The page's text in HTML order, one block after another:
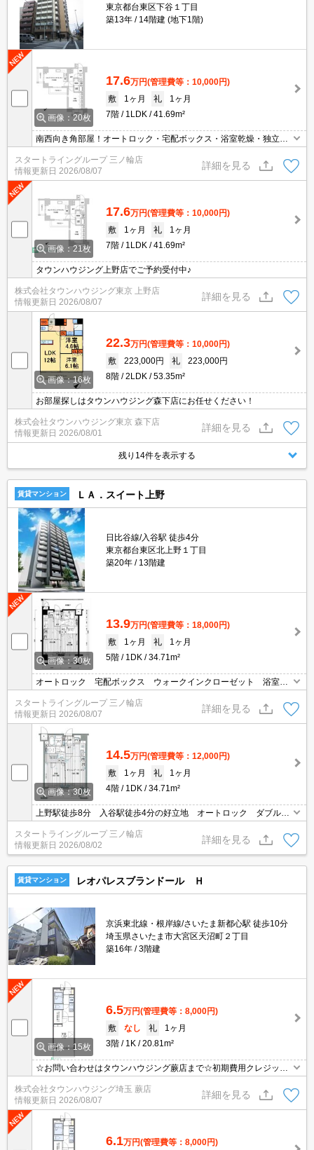
東京都台東区下谷１丁目
築13年
14階建 (地下1階)
画像：20枚
17.6万円(管理費等：10,000円)
敷
1ヶ月 礼
1ヶ月
7階
1LDK 41.69m²
南西向き角部屋！オートロック・宅配ボックス・浴室乾燥・独立洗
面台・3口コンロ・エアコン・追い焚き付き
スタートライングループ 三ノ輪店
情報更新日 2026/08/07
詳細を見る
画像：21枚
17.6万円(管理費等：10,000円)
敷
1ヶ月 礼
1ヶ月
7階
1LDK 41.69m²
タウンハウジング上野店でご予約受付中♪
株式会社タウンハウジング東京 上野店
情報更新日 2026/08/07
詳細を見る
画像：16枚
22.3万円(管理費等：10,000円)
敷
223,000円 礼
223,000円
8階
2LDK 53.35m²
お部屋探しはタウンハウジング森下店にお任せください！
株式会社タウンハウジング東京 森下店
情報更新日 2026/08/01
詳細を見る
残り14件を表示する
賃貸マンション ＬＡ．スイート上野
日比谷線/入谷駅 徒歩4分
東京都台東区北上野１丁目
築20年
13階建
画像：30枚
13.9万円(管理費等：18,000円)
敷
1ヶ月 礼
1ヶ月
5階
1DK 34.71m²
オートロック 宅配ボックス ウォークインクローゼット 浴室乾
燥機 独立洗面台 入谷駅徒歩4分
スタートライングループ 三ノ輪店
情報更新日 2026/08/07
詳細を見る
画像：30枚
14.5万円(管理費等：12,000円)
敷
1ヶ月 礼
1ヶ月
4階
1DK 34.71m²
上野駅徒歩8分 入谷駅徒歩4分の好立地 オートロック ダブルロ
ック 浴室乾燥機付 温水洗浄便座
スタートライングループ 三ノ輪店
情報更新日 2026/08/02
詳細を見る
賃貸マンション レオパレスブランドール Ｈ
京浜東北線・根岸線/さいたま新都心駅 徒歩10分
埼玉県さいたま市大宮区天沼町２丁目
築16年
3階建
画像：15枚
6.5万円(管理費等：8,000円)
敷
なし 礼
1ヶ月
3階
1K 20.81m²
☆お問い合わせはタウンハウジング蕨店まで☆初期費用クレジット
決済相談☆オンラインでの内見・契約もお気軽にご相談ください！
株式会社タウンハウジング埼玉 蕨店
情報更新日 2026/08/07
詳細を見る
6.1万円(管理費等：8,000円)